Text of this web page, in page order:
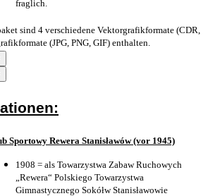
fraglich.
sind 4 verschiedene Vektorgrafikformate (CDR,
(JPG, PNG, GIF) enthalten.
Sportowy Rewera Stanisławów (vor 1945)
1908 = als Towarzystwa Zabaw Ruchowych
„Rewera“ Polskiego Towarzystwa
Gimnastycznego Sokółw Stanisławowie